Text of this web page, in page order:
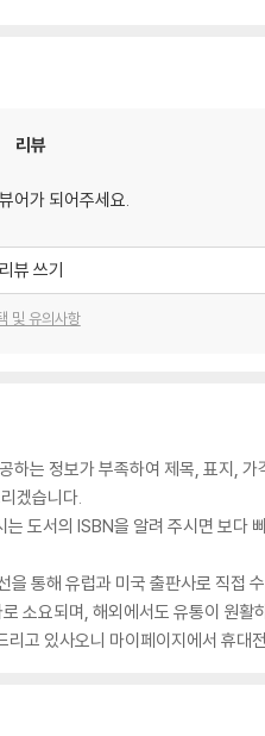
리뷰
어가 되어주세요.
리뷰 쓰기
및 유의사항
하는 정보가 부족하여 제목, 표지,
겠습니다.
도서의 ISBN을 알려 주시면 보다
통해 유럽과 미국 출판사로 직접
소요되며, 해외에서도 유통이 원활
고 있사오니 마이페이지에서 휴대